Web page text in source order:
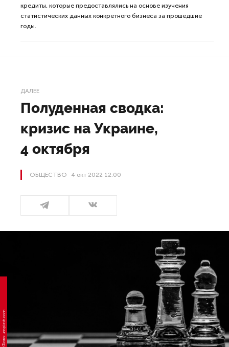
кредиты, которые предоставлялись на основе изучения
статистических данных конкретного бизнеса за прошедшие
годы.
ДАЛЕЕ
Полуденная сводка:
кризис на Украине,
4 октября
ОБЩЕСТВО 4 окт 2022 12:00
Фото: unsplash.com